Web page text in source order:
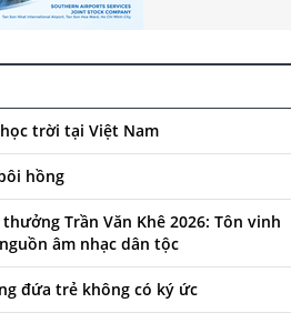
trời tại Việt Nam
hồng
Trần Văn Khê 2026: Tôn vinh
âm nhạc dân tộc
đứa trẻ không có ký ức